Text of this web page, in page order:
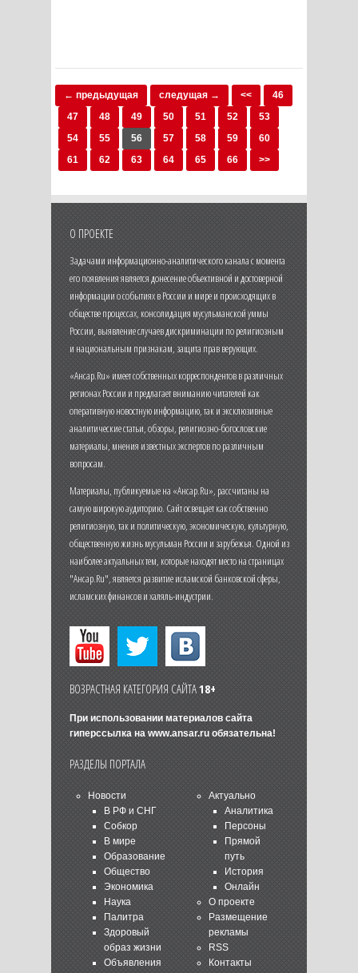
← предыдущая следущая → <<
46
47
48 49 50 51 52
53
54
55 56 57 58 59
60
61
62 63 64 65 66 >>
О ПРОЕКТЕ
Задачами информационно-аналитического канала с момента
его появления является донесение объективной и достоверной
информации о событиях в России и мире и происходящих в
обществе процессах, консолидация мусульманской уммы
России, выявление случаев дискриминации по религиозным
и национальным признакам, защита прав верующих.
«Ансар.Ru» имеет собственных корреспондентов в различных
регионах России и предлагает вниманию читателей как
оперативную новостную информацию, так и эксклюзивные
аналитические статьи, обзоры, религиозно-богословские
материалы, мнения известных экспертов по различным
вопросам.
Материалы, публикуемые на «Ансар.Ru», рассчитаны на
самую широкую аудиторию. Сайт освещает как собственно
религиозную, так и политическую, экономическую, культурную,
общественную жизнь мусульман России и зарубежья. Одной из
наиболее актуальных тем, которые находят место на страницах
"Ансар.Ru", является развитие исламской банковской сферы,
исламских финансов и халяль-индустрии.
ВОЗРАСТНАЯ КАТЕГОРИЯ САЙТА18+
При использовании материалов сайта
гиперссылка на www.ansar.ruобязательна!
РАЗДЕЛЫ ПОРТАЛА
Новости
В РФ и СНГ
Собкор
В мире
Образование
Общество
Экономика
Наука
Палитра
Здоровый
образ жизни
Объявления
Актуально
Аналитика
Персоны
Прямой
путь
История
Онлайн
О проекте
Размещение
рекламы
RSS
Контакты